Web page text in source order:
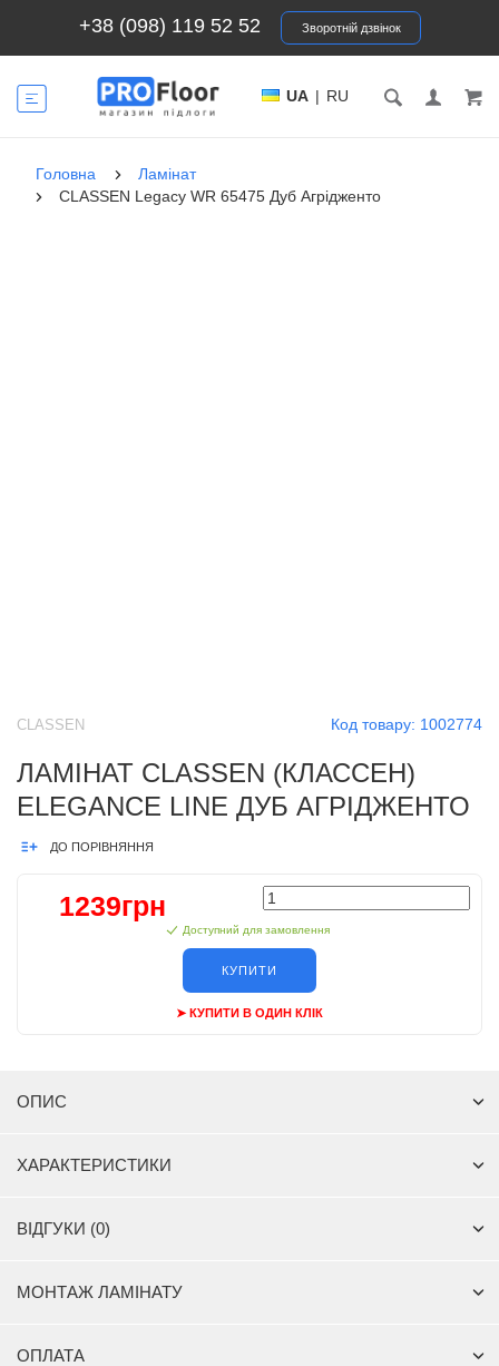
+38 (098) 119 52 52 Зворотній дзвінок
UA | RU
Головна
Ламінат
CLASSEN Legacy WR 65475 Дуб Агрідженто
Код товару: 1002774
CLASSEN
ЛАМІНАТ CLASSEN (КЛАССЕН)
ELEGANCE LINE ДУБ АГРІДЖЕНТО
ДО ПОРІВНЯННЯ
1239грн
Доступний для замовлення
КУПИТИ
➤ КУПИТИ В ОДИН КЛІК
ОПИС
ХАРАКТЕРИСТИКИ
ВІДГУКИ (0)
МОНТАЖ ЛАМІНАТУ
ОПЛАТА